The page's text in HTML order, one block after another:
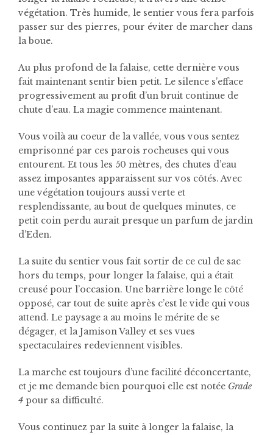
végétation. Très humide, le sentier vous fera parfois
passer sur des pierres, pour éviter de marcher dans
la boue.
Au plus profond de la falaise, cette dernière vous
fait maintenant sentir bien petit. Le silence s’efface
progressivement au profit d’un bruit continue de
chute d’eau. La magie commence maintenant.
Vous voilà au coeur de la vallée, vous vous sentez
emprisonné par ces parois rocheuses qui vous
entourent. Et tous les 50 mètres, des chutes d’eau
assez imposantes apparaissent sur vos côtés. Avec
une végétation toujours aussi verte et
resplendissante, au bout de quelques minutes, ce
petit coin perdu aurait presque un parfum de jardin
d’Eden.
La suite du sentier vous fait sortir de ce cul de sac
hors du temps, pour longer la falaise, qui a était
creusé pour l’occasion. Une barrière longe le côté
opposé, car tout de suite après c’est le vide qui vous
attend. Le paysage a au moins le mérite de se
dégager, et la Jamison Valley et ses vues
spectaculaires redeviennent visibles.
La marche est toujours d’une facilité déconcertante,
et je me demande bien pourquoi elle est notée Grade
4 pour sa difficulté.
Vous continuez par la suite à longer la falaise, la